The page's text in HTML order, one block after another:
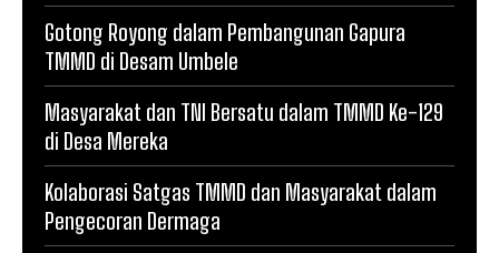
Gotong Royong dalam Pembangunan Gapura
TMMD di Desam Umbele
Masyarakat dan TNI Bersatu dalam TMMD Ke-129
di Desa Mereka
Kolaborasi Satgas TMMD dan Masyarakat dalam
Pengecoran Dermaga